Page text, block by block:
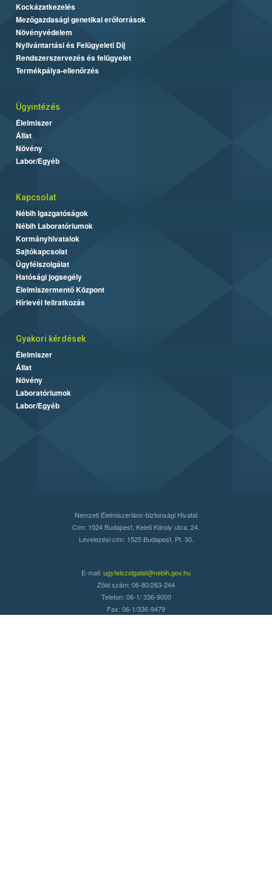
Kockázatkezelés
Mezőgazdasági genetikai erőforrások
Növényvédelem
Nyilvántartási és Felügyeleti Díj
Rendszerszervezés és felügyelet
Termékpálya-ellenőrzés
Ügyintézés
Élelmiszer
Állat
Növény
Labor/Egyéb
Kapcsolat
Nébih Igazgatóságok
Nébih Laboratóriumok
Kormányhivatalok
Sajtókapcsolat
Ügyfélszolgálat
Hatósági jogsegély
Élelmiszermentő Központ
Hírlevél feliratkozás
Gyakori kérdések
Élelmiszer
Állat
Növény
Laboratóriumok
Labor/Egyéb
Nemzeti Élelmiszerlánc-biztonsági Hivatal
Cím: 1024 Budapest, Keleti Károly utca. 24.
Levelezési cím: 1525 Budapest. Pf. 30.
E-mail: ugyfelszolgalat@nebih.gov.hu
Zöld szám: 06-80/263-244
Telefon: 06-1/ 336-9000
Fax: 06-1/336-9479